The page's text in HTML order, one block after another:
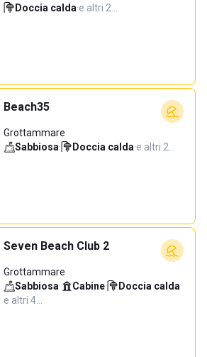
Doccia calda·e altri 2…
Beach35
Grottammare
Sabbiosa· Doccia calda·e altri 2…
Seven Beach Club 2
Grottammare
Sabbiosa· Cabine· Doccia calda·
e altri 4…